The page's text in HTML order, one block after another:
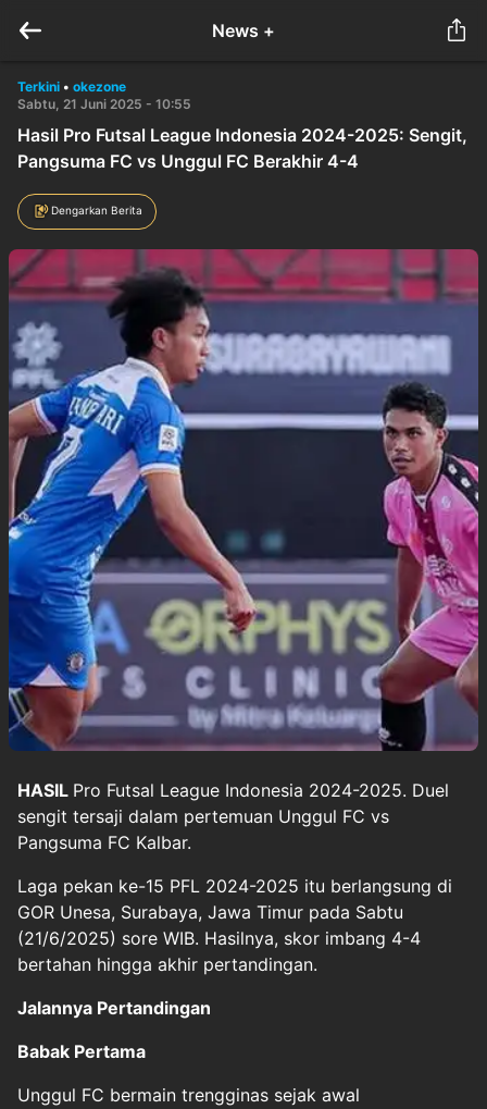
News +
Terkini • okezone
Sabtu, 21 Juni 2025 - 10:55
Hasil Pro Futsal League Indonesia 2024-2025: Sengit,
Pangsuma FC vs Unggul FC Berakhir 4-4
Dengarkan Berita
HASIL Pro Futsal League Indonesia 2024-2025. Duel
sengit tersaji dalam pertemuan Unggul FC vs
Pangsuma FC Kalbar.
Laga pekan ke-15 PFL 2024-2025 itu berlangsung di
GOR Unesa, Surabaya, Jawa Timur pada Sabtu
(21/6/2025) sore WIB. Hasilnya, skor imbang 4-4
bertahan hingga akhir pertandingan.
Jalannya Pertandingan
Babak Pertama
Unggul FC bermain trengginas sejak awal